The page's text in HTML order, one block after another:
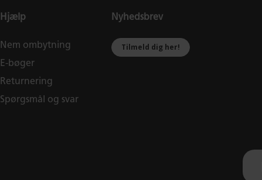
Hjælp
Nem ombytning
E-bøger
Returnering
Spørgsmål og svar
Nyhedsbrev
Tilmeld dig her!